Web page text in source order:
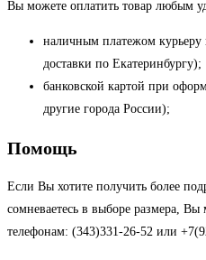
Вы можете оплатить товар любым
наличным платежом курьеру
доставки по Екатеринбургу);
банковской картой при
другие города России);
Помощь
Если Вы хотите получить более
сомневаетесь в выборе размера, Вы
телефонам: (343)331-26-52 или